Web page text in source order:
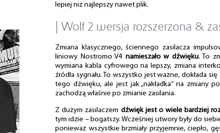
lepiej niż najlepszy nawet plik.
| Wolf 2 wersja rozszerzona &
Zmiana klasycznego, ściennego zasilacza
liniowy Nostromo V4 namieszało w dźwięku. To
wymiana kabla cyfrowego na lepszy, zmiana
źródła sygnału. To wszystko jest ważne, dokłada
tego dźwięku, ale jest jak „nakładka” na zmiany
zachodzą właśnie po zmianie zasilania.
Z dużym zasilaczem dźwięk jest o wiele bardziej
tym idzie – bogatszy. Wcześniej utwory były do
ponieważ wszystkie brzmiały przyjemnie, ciepło,